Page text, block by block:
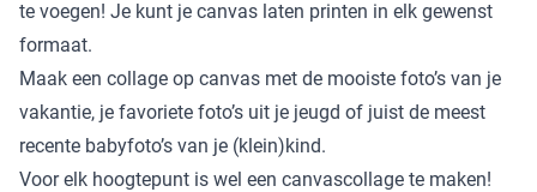
te voegen! Je kunt je canvas laten printen in elk gewenst
formaat.
Maak een collage op canvas met de mooiste foto’s van je
vakantie, je favoriete foto’s uit je jeugd of juist de meest
recente babyfoto’s van je (klein)kind.
Voor elk hoogtepunt is wel een canvascollage te maken!